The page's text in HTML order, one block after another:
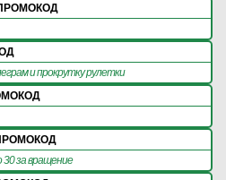
ПРОМОКОД
и прокрутку рулетки
ПРОМОКОД
30 за вращение